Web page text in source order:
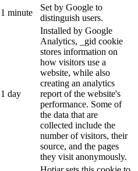
1 minute
Set by Google to
distinguish users.
1 day
Installed by Google
Analytics, _gid cookie
stores information on
how visitors use a
website, while also
creating an analytics
report of the website's
performance. Some of
the data that are
collected include the
number of visitors, their
source, and the pages
they visit anonymously.